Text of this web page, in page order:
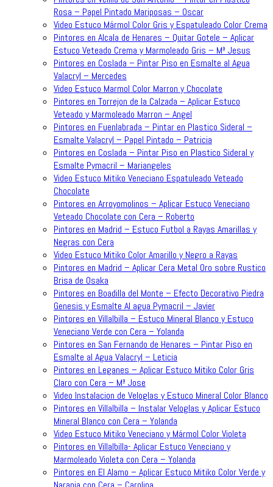
Rosa – Papel Pintado Mariposas – Oscar
Video Estuco Mármol Color Gris y Espatuleado Color Crema
Pintores en Alcala de Henares – Quitar Gotele – Aplicar
Estuco Veteado Crema y Marmoleado Gris – Mª Jesus
Pintores en Coslada – Pintar Piso en Esmalte al Agua
Valacryl – Mercedes
Video Estuco Marmol Color Marron y Chocolate
Pintores en Torrejon de la Calzada – Aplicar Estuco
Veteado y Marmoleado Marron – Angel
Pintores en Fuenlabrada – Pintar en Plastico Sideral –
Esmalte Valacryl – Papel Pintado – Patricia
Pintores en Coslada – Pintar Piso en Plastico Sideral y
Esmalte Pymacril – Mariangeles
Video Estuco Mitiko Veneciano Espatuleado Veteado
Chocolate
Pintores en Arroyomolinos – Aplicar Estuco Veneciano
Veteado Chocolate con Cera – Roberto
Pintores en Madrid – Estuco Futbol a Rayas Amarillas y
Negras con Cera
Video Estuco Mitiko Color Amarillo y Negro a Rayas
Pintores en Madrid – Aplicar Cera Metal Oro sobre Rustico
Brisa de Osaka
Pintores en Boadilla del Monte – Efecto Decorativo Piedra
Genesis y Esmalte Al agua Pymacril – Javier
Pintores en Villalbilla – Estuco Mineral Blanco y Estuco
Veneciano Verde con Cera – Yolanda
Pintores en San Fernando de Henares – Pintar Piso en
Esmalte al Agua Valacryl – Leticia
Pintores en Leganes – Aplicar Estuco Mitiko Color Gris
Claro con Cera – Mª Jose
Video Instalacion de Veloglas y Estuco Mineral Color Blanco
Pintores en Villalbilla – Instalar Veloglas y Aplicar Estuco
Mineral Blanco con Cera – Yolanda
Video Estuco Mitiko Veneciano y Mármol Color Violeta
Pintores en Villalbilla- Aplicar Estuco Veneciano y
Marmoleado Violeta con Cera – Yolanda
Pintores en El Alamo – Aplicar Estuco Mitiko Color Verde y